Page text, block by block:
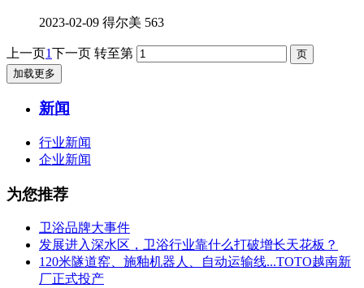
2023-02-09 得尔美 563
上一页1下一页 转至第
加载更多
新闻
行业新闻
企业新闻
为您推荐
卫浴品牌大事件
发展进入深水区，卫浴行业靠什么打破增长天花板？
120米隧道窑、施釉机器人、自动运输线...TOTO越南新
厂正式投产